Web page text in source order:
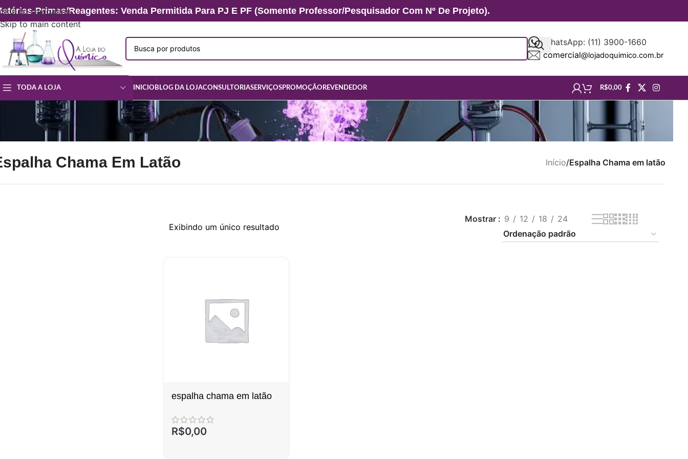
Skip to navigation
Skip to main content
Primas/Reagentes: Venda Permitida Para PJ E PF (somente Professor/Pesquisador Com Nº De Projeto).
WhatsApp: (11) 3900-1660
comercial@lojadoquimico.com.br
TODA A LOJA INICIO BLOG DA LOJACONSULTORIASERVIÇOSPROMOÇÃO REVENDEDOR R$0,00
Chama Em Latão Início/Espalha Chama em latão
Exibindo um único resultado
Mostrar 9 12 18 24
espalha chama em latão
R$0,00